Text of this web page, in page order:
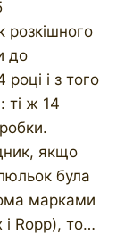
розкішного
до
році і з того
ті ж 14
якщо
була
марками
Ropp), то…